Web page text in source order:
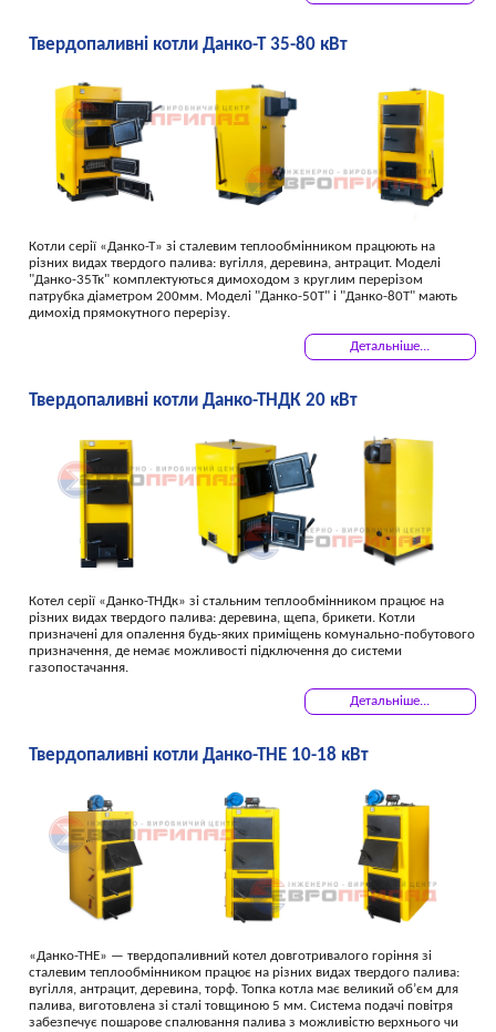
Твердопаливні котли Данко-Т 35-80 кВт
Котли серії «Данко-Т» зі сталевим теплообмінником працюють на
різних видах твердого палива: вугілля, деревина, антрацит. Моделі
"Данко-35Тк" комплектуються димоходом з круглим перерізом
патрубка діаметром 200мм. Моделі "Данко-50Т" і "Данко-80Т" мають
димохід прямокутного перерізу.
Детальніше...
Твердопаливні котли Данко-ТНДК 20 кВт
Котел серії «Данко-ТНДк» зі стальним теплообмінником працює на
різних видах твердого палива: деревина, щепа, брикети. Котли
призначені для опалення будь-яких приміщень комунально-побутового
призначення, де немає можливості підключення до системи
газопостачання.
Детальніше...
Твердопаливні котли Данко-ТНЕ 10-18 кВт
«Данко-ТНЕ» — твердопаливний котел довготривалого горіння зі
сталевим теплообмінником працює на різних видах твердого палива:
вугілля, антрацит, деревина, торф. Топка котла має великий об’єм для
палива, виготовлена зі сталі товщиною 5 мм. Система подачі повітря
забезпечує пошарове спалювання палива з можливістю верхнього чи